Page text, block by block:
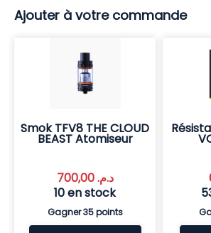
Ajouter à votre commande
Smok TFV8 THE CLOUD
BEAST Atomiseur
د.م.700,00
10 en stock
Gagner 35 points